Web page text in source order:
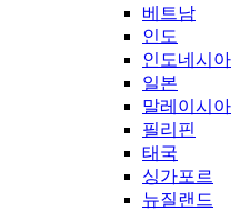
베트남
인도
인도네시아
일본
말레이시아
필리핀
태국
싱가포르
뉴질랜드